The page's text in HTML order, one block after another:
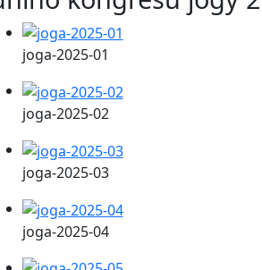
joga-2025-01
joga-2025-02
joga-2025-03
joga-2025-04